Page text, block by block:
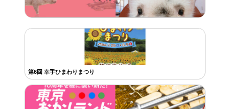
第6回 幸手ひまわりまつり